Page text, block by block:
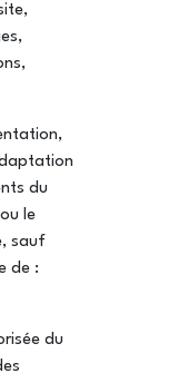
du
le
sauf
de :
du